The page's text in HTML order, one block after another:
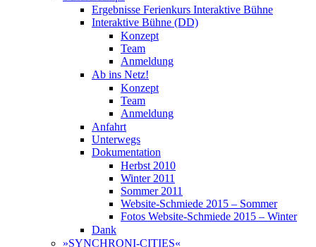
Ergebnisse Ferienkurs Interaktive Bühne
Interaktive Bühne (DD)
Konzept
Team
Anmeldung
Ab ins Netz!
Konzept
Team
Anmeldung
Anfahrt
Unterwegs
Dokumentation
Herbst 2010
Winter 2011
Sommer 2011
Website-Schmiede 2015 – Sommer
Fotos Website-Schmiede 2015 – Winter
Dank
»SYNCHRONI-CITIES«